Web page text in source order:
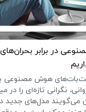
در برابر بحران‌های
هوش مصنوعی
نگرانی تازه‌ای را
می‌گویند مدل‌های